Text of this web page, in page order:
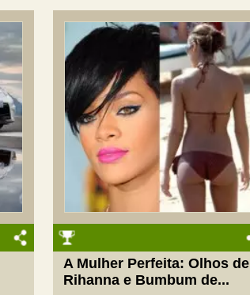
A Mulher Perfeita: Olhos de
Rihanna e Bumbum de...